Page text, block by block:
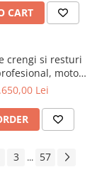
CART
crengi si resturi
motor
Kohler de 15 CP,
Lei
3 ... 57